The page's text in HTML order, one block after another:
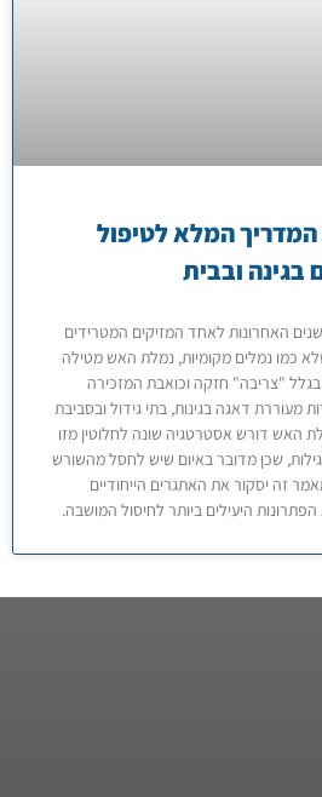
המלא לטיפול
בגינה ובבית
האחרונות לאחד המזיקים המטרידים
כמו נמלים מקומיות, נמלת האש מטילה
"צריבה" חזקה וכואבת המזכירה
מעוררת דאגה בגינות, בתי גידול ובסביבת
האש דורש אסטרטגיה שונה לחלוטין מזו
שכן מדובר באיום שיש לחסל מהשורש
זה יסקור את האתגרים הייחודיים
היעילים ביותר לחיסול המושבה.